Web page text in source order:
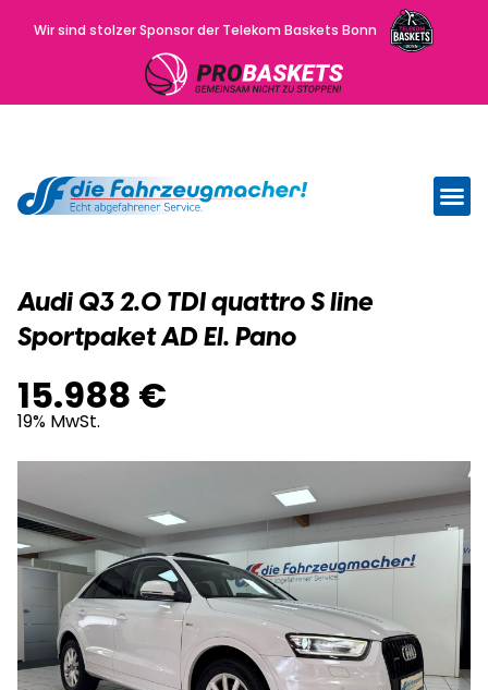
Wir sind stolzer Sponsor der Telekom Baskets Bonn
Audi Q3 2.0 TDI quattro S line
Sportpaket AD El. Pano
15.988 €
19% MwSt.